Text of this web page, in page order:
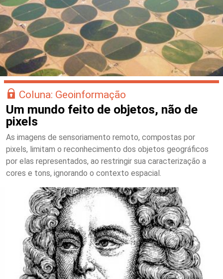
Coluna: Geoinformação
Um mundo feito de objetos, não de
pixels
As imagens de sensoriamento remoto, compostas por
pixels, limitam o reconhecimento dos objetos geográficos
por elas representados, ao restringir sua caracterização a
cores e tons, ignorando o contexto espacial.